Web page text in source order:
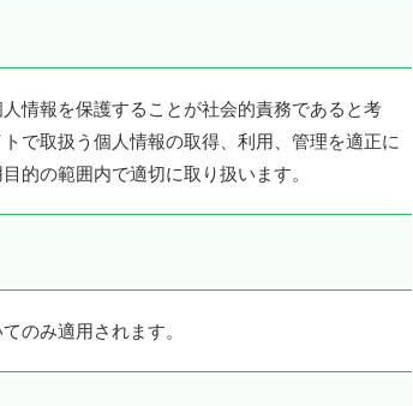
情報を保護することが社会的責務であると考
で取扱う個人情報の取得、利用、管理を適正に
的の範囲内で適切に取り扱います。
のみ適用されます。